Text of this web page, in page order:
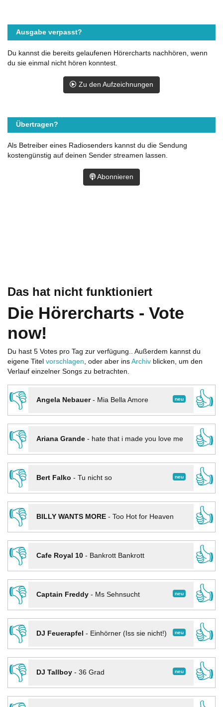
Das hat nicht funktioniert
Die Hörercharts - Vote
now!
Du hast 5 Votes pro Tag zur verfügung.. Außerdem kannst du
eigene Titel vorschlagen, oder aber ins Archiv blicken, um den
Verlauf einzelner Songs zu betrachten.
👎 neu
Angela Nebauer- Mia Bella Amore
👍
👎
Ariana Grande- hate that i made you love me
👍
👎
neu
Bert Falko - Tu nicht so
👍
👎
BILLY WANTS MORE- Too Hot for Heaven
👍
👎
Cafe Royal 10- Bankrott Bankrott
👍
👎
neu
Captain Freddy- Ms Sehnsucht
👍
👎
neu
DJ Feuerapfel - Einhörner (Iss sie nicht!)
👍
👎
neu
DJ Tallboy- 36 Grad
👍
Ausgabe verpasst?
Du kannst die bereits gelaufenen Hörercharts nachhören, wenn
du sie einmal nicht hören konntest.
Zu den Aufzeichnungen
Übertragen?
Als Betreiber eines Radiosenders kannst du die Sendung
kostengünstig auf deinen Sender streamen lassen.
Abonnieren